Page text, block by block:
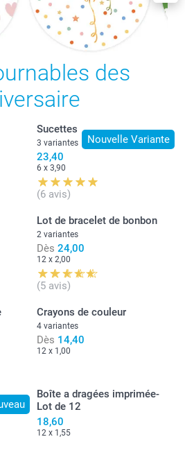
des
Nouvelle Variante
Sucettes
3 variantes
23,40
6 x 3,90
(6 avis)
Lot de bracelet de bonbon
2 variantes
Dès 24,00
12 x 2,00
(5 avis)
Crayons de couleur
4 variantes
Dès 14,40
12 x 1,00
Boîte a dragées imprimée-
Lot de 12
18,60
12 x 1,55